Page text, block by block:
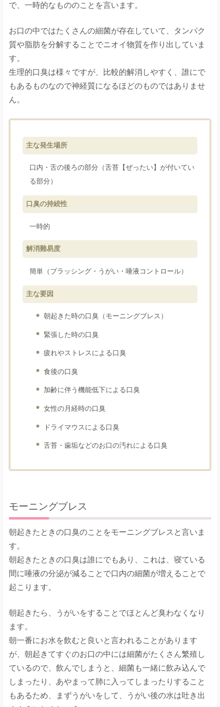
で、一時的なもののことを言います。
お口の中ではたくさんの細菌が存在していて、タンパク
質や脂肪を分解することでニオイ物質を作り出していま
す。
生理的口臭は様々ですが、比較的解消しやすく、誰にで
もあるものなので神経質になるほどのものではありませ
ん。
主な発生場所
口内・舌の後ろの部分（舌苔【ぜったい】が付いてい
る部分）
口臭の持続性
一時的
解消難易度
簡単（ブラッシング・うがい・唾液コントロール）
主な要因
朝起きた時の口臭（モーニングブレス）
緊張した時の口臭
疲れやストレスによる口臭
食後の口臭
加齢に伴う機能低下による口臭
女性の月経時の口臭
ドライマウスによる口臭
舌苔・歯垢などのお口の汚れによる口臭
モーニングブレス
朝起きたときの口臭のことをモーニングブレスと言いま
す。
朝起きたときの口臭は誰にでもあり、これは、寝ている
間に唾液の分泌が減ることで口内の細菌が増えることで
起こります。
朝起きたら、うがいをすることでほとんど臭わなくなり
ます。
朝一番にお水を飲むと良いと言われることがあります
が、朝起きてすぐのお口の中には細菌がたくさん繁殖し
ているので、飲んでしまうと、細菌も一緒に飲み込んで
しまったり、あやまって肺に入ってしまったりすること
もあるため、まずうがいをして、うがい後の水は吐き出